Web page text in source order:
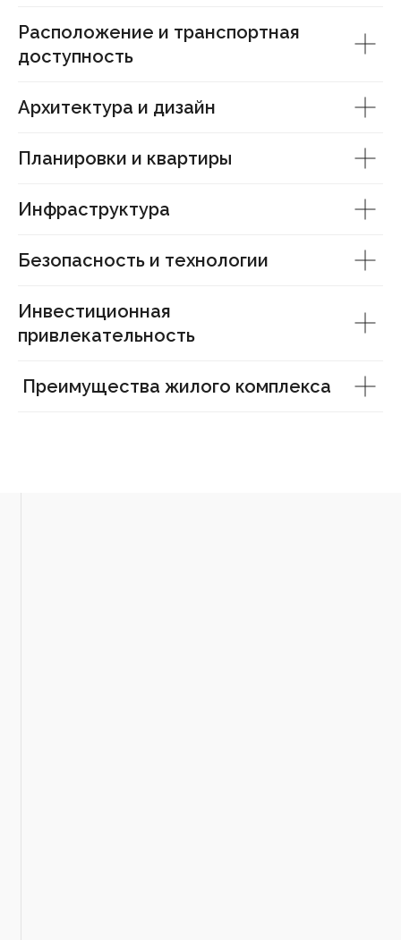
Расположение и транспортная
доступность
Архитектура и дизайн
Планировки и квартиры
Инфраструктура
Безопасность и технологии
Инвестиционная
привлекательность
Преимущества жилого комплекса